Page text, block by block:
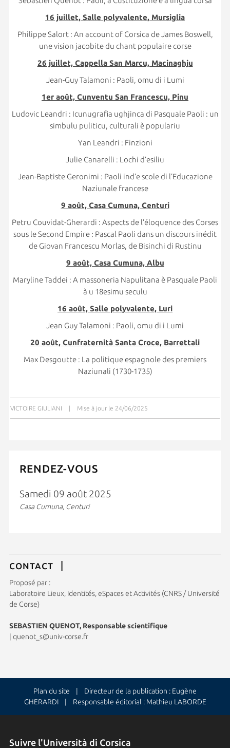
16 juillet, Salle polyvalente, Mursiglia
Philippe Salort : An account of Corsica de James Boswell,
une vision jacobite du chant populaire corse
26 juillet, Cappella San Marcu, Macinaghju
Jean-Guy Talamoni : Paoli, omu di i Lumi
1er août, Cunventu San Francescu, Pinu
Ludovic Leandri : Icunugrafia ughjinca di Pasquale Paoli : un
simbulu puliticu, culturali è populariu
Yan Leandri : Finzioni
Julie Canarelli : Lochi d’esiliu
Jean-Baptiste Geronimi : Paoli ind’e scole di l’Educazione
Naziunale francese
9 août, Casa Cumuna, Centuri
Petru Couvidat-Gherardi : Aspects de l’éloquence des Corses
sous le Second Empire : Pascal Paoli dans un discours inédit
de Giovan Francescu Morlas, de Bisinchi di Rustinu
9 août, Casa Cumuna, Albu
Maryline Taddei : A massoneria Napulitana è Pasquale Paoli
à u 18esimu seculu
16 août, Salle polyvalente, Luri
Jean Guy Talamoni : Paoli, omu di i Lumi
20 août, Cunfraternità Santa Croce, Barrettali
Max Desgoutte : La politique espagnole des premiers
Naziunali (1730-1735)
VICTOIRE GIULIANI | Mise à jour le 24/06/2025
RENDEZ-VOUS
Samedi 09 août 2025
Casa Cumuna, Centuri
CONTACT
Proposé par :
Laboratoire Lieux, Identités, eSpaces et Activités (CNRS / Université
de Corse)
SEBASTIEN QUENOT, Responsable scientifique
quenot_s@univ-corse.fr
Plan du site | Directeur de la publication : Eugène
GHERARDI | Responsable éditorial : Mathieu LABORDE
Suivre l'Università di Corsica